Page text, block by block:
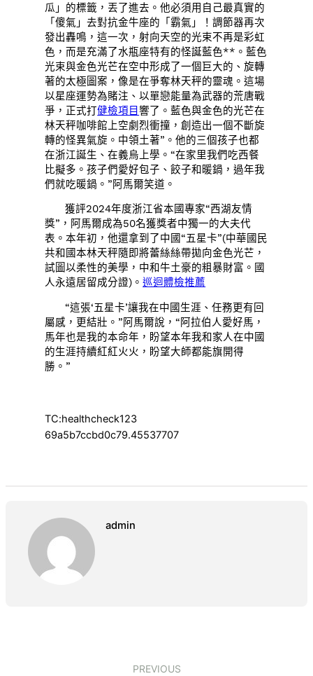
瓜」的標籤，丟了進去。他必須用自己最真實的
「傻氣」去對抗金牛座的「霸氣」！調節器再次
發出轟鳴，這一次，射向天空的光束不再是彩虹
色，而是充滿了水瓶座特有的怪誕藍色**。藍色
光束與金色光芒在空中形成了一個巨大的、旋轉
著的太極圖案，像是在爭奪林天秤的靈魂。這場
以星座運勢為賭注、以單戀能量為武器的荒唐戰
爭，正式打健檢項目響了。藍色與金色的光芒在
林天秤咖啡館上空劇烈衝撞，創造出一個不斷旋
轉的怪異氣旋。中領土著”。他的三個孩子也都
在浙江誕生、在義烏上學。“在家里我們吃西餐
比擬多。孩子們愛好包子、餃子和暖鍋，過年我
們就吃暖鍋。”阿馬爾笑道。
獲評2024年度浙江省本國專家“西湖友情
獎”，阿馬爾成為50名獲獎者中獨一的大夫代
表。本年初，他還拿到了中國“五星卡”(中華國民
共和國本林天秤隨即將蕾絲絲帶拋向金色光芒，
試圖以柔性的美學，中和牛土豪的粗暴財富。國
人永遠居留成分證)。巡迴體檢推薦
“這張‘五星卡’讓我在中國生涯、任務更有回
屬感，更結壯。”阿馬爾說，“阿拉伯人愛好馬，
馬年也是我的本命年，盼望本年我和家人在中國
的生涯持續紅紅火火，盼望大師都能旗開得
勝。”
TC:healthcheck123
69a5b7ccbd0c79.45537707
admin
PREVIOUS